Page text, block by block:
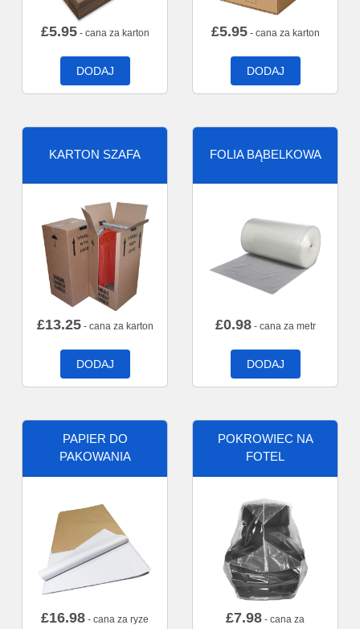
£5.95- cana za karton
DODAJ
£5.95- cana za karton
DODAJ
KARTON SZAFA
£13.25- cana za karton
DODAJ
FOLIA BĄBELKOWA
£0.98- cana za metr
DODAJ
PAPIER DO
PAKOWANIA
£16.98 - cana za ryze
POKROWIEC NA
FOTEL
£7.98 - cana za